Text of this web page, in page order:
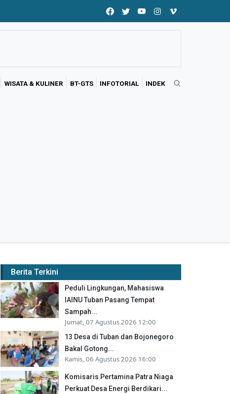
WISATA & KULINER BT-GTS INFOTORIAL INDEK
Berita Terkini
Peduli Lingkungan, Mahasiswa
IAINU Tuban Pasang Tempat
Sampah...
Jumat, 07 Agustus 2026 12:00
13 Desa di Tuban dan Bojonegoro
Bakal Gotong...
Kamis, 06 Agustus 2026 16:00
Komisaris Pertamina Patra Niaga
Perkuat Desa Energi Berdikari...